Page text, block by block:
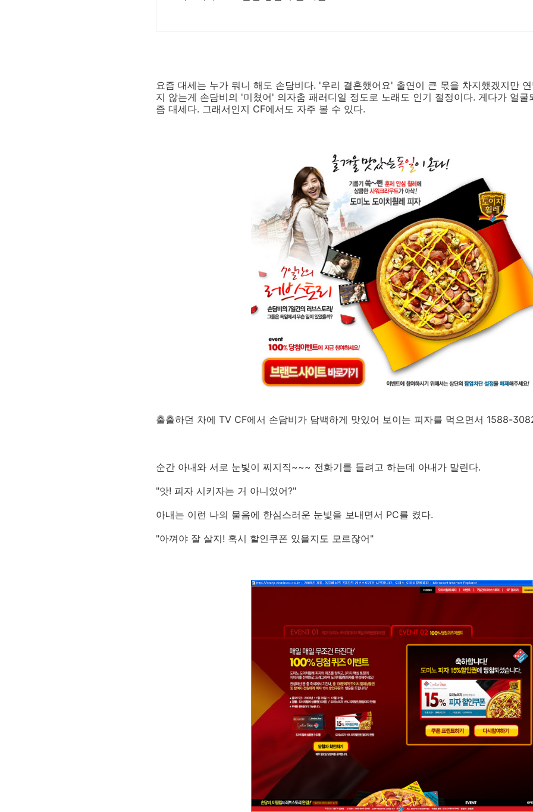
요즘 대세는 누가 뭐니 해도 손담비다. '우리 결혼했어요' 출연이 큰 몫을 차지했겠지만
지 않는게 손담비의 '미쳤어' 의자춤 패러디일 정도로 노래도 인기 절정이다. 게다가 얼
즘 대세다. 그래서인지 CF에서도 자주 볼 수 있다.
출출하던 차에 TV CF에서 손담비가 담백하게 맛있어 보이는 피자를 먹으면서 1588-
순간 아내와 서로 눈빛이 찌지직~~~ 전화기를 들려고 하는데 아내가 말린다.
"앗! 피자 시키자는 거 아니었어?"
아내는 이런 나의 물음에 한심스러운 눈빛을 보내면서 PC를 켰다.
"아껴야 잘 살지! 혹시 할인쿠폰 있을지도 모르잖어"